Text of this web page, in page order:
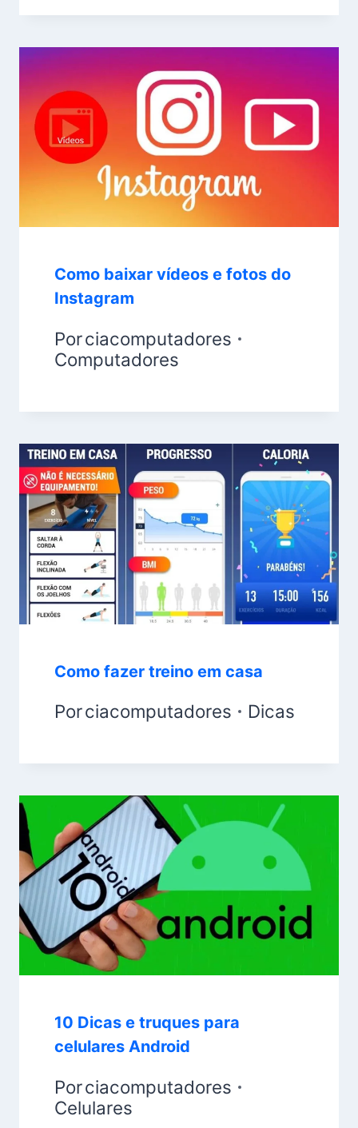
Como baixar vídeos e fotos do
Instagram
Porciacomputadores
Computadores
Como fazer treino em casa
Porciacomputadores Dicas
10 Dicas e truques para
celulares Android
Porciacomputadores
Celulares